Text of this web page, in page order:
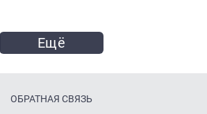
Ещё
ОБРАТНАЯ СВЯЗЬ